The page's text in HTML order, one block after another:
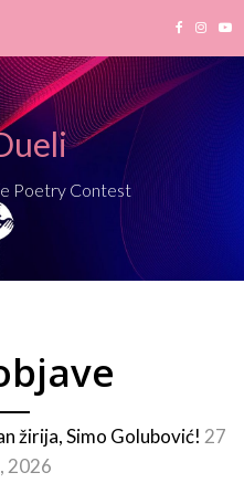
Poetry Contest
žirija, Simo Golubović! 27
2026